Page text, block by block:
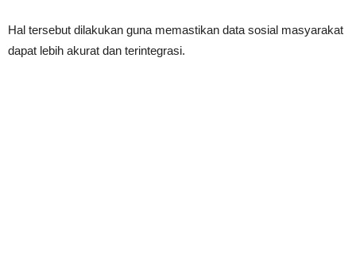
Hal tersebut dilakukan guna memastikan data sosial masyarakat
dapat lebih akurat dan terintegrasi.